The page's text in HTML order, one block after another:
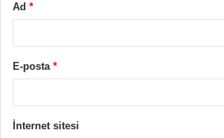
Ad *
E-posta *
İnternet sitesi